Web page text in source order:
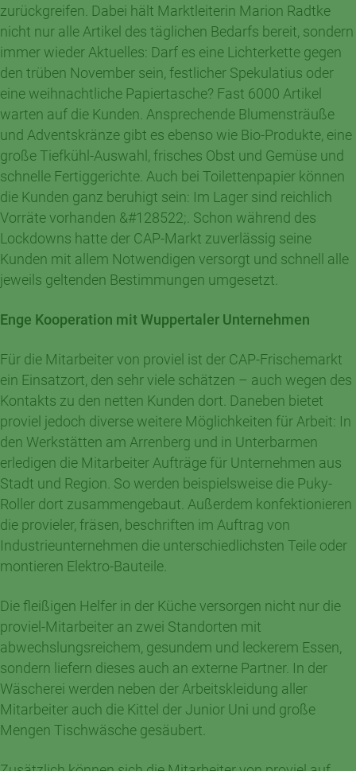
zurückgreifen. Dabei hält Marktleiterin Marion Radtke
nicht nur alle Artikel des täglichen Bedarfs bereit, sondern
immer wieder Aktuelles: Darf es eine Lichterkette gegen
den trüben November sein, festlicher Spekulatius oder
eine weihnachtliche Papiertasche? Fast 6000 Artikel
warten auf die Kunden. Ansprechende Blumensträuße
und Adventskränze gibt es ebenso wie Bio-Produkte, eine
große Tiefkühl-Auswahl, frisches Obst und Gemüse und
schnelle Fertiggerichte. Auch bei Toilettenpapier können
die Kunden ganz beruhigt sein: Im Lager sind reichlich
Vorräte vorhanden &#128522;. Schon während des
Lockdowns hatte der CAP-Markt zuverlässig seine
Kunden mit allem Notwendigen versorgt und schnell alle
jeweils geltenden Bestimmungen umgesetzt.
Enge Kooperation mit Wuppertaler Unternehmen
Für die Mitarbeiter von proviel ist der CAP-Frischemarkt
ein Einsatzort, den sehr viele schätzen – auch wegen des
Kontakts zu den netten Kunden dort. Daneben bietet
proviel jedoch diverse weitere Möglichkeiten für Arbeit: In
den Werkstätten am Arrenberg und in Unterbarmen
erledigen die Mitarbeiter Aufträge für Unternehmen aus
Stadt und Region. So werden beispielsweise die Puky-
Roller dort zusammengebaut. Außerdem konfektionieren
die provieler, fräsen, beschriften im Auftrag von
Industrieunternehmen die unterschiedlichsten Teile oder
montieren Elektro-Bauteile.
Die fleißigen Helfer in der Küche versorgen nicht nur die
proviel-Mitarbeiter an zwei Standorten mit
abwechslungsreichem, gesundem und leckerem Essen,
sondern liefern dieses auch an externe Partner. In der
Wäscherei werden neben der Arbeitskleidung aller
Mitarbeiter auch die Kittel der Junior Uni und große
Mengen Tischwäsche gesäubert.